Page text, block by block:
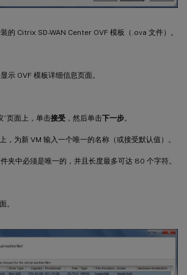
的 Citrix SD-WAN Center OVF 模板（.ova 文件）。
示 OVF 模板详细信息页面。
”页面上，单击接受 ，然后单击下一步。
，为新 VM 输入一个唯一的名称（或接受默认值）。
夹中必须是唯一的，并且长度最多可达 80 个字符。
。